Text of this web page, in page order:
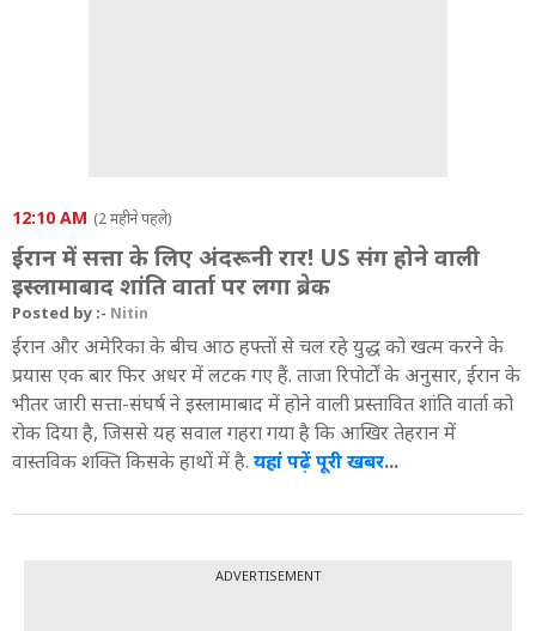
12:10 AM (2 महीने पहले)
ईरान में सत्ता के लिए अंदरूनी रार! US संग होने वाली
इस्लामाबाद शांति वार्ता पर लगा ब्रेक
Posted by :- Nitin
ईरान और अमेरिका के बीच आठ हफ्तों से चल रहे युद्ध को खत्म करने के
प्रयास एक बार फिर अधर में लटक गए हैं. ताजा रिपोर्टों के अनुसार, ईरान के
भीतर जारी सत्ता-संघर्ष ने इस्लामाबाद में होने वाली प्रस्तावित शांति वार्ता को
रोक दिया है, जिससे यह सवाल गहरा गया है कि आखिर तेहरान में
वास्तविक शक्ति किसके हाथों में है. यहां पढ़ें पूरी खबर...
ADVERTISEMENT